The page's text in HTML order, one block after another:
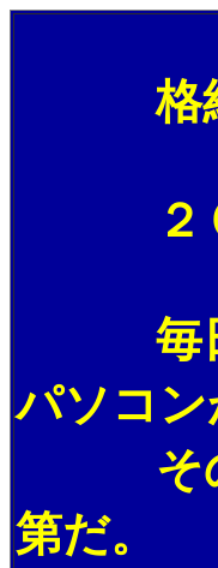
格
２０１
毎日う
パソコ
その兆
第だ。